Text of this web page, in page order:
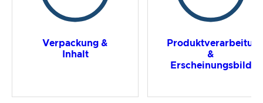
Verpackung &
Inhalt
&
Erscheinungsbild